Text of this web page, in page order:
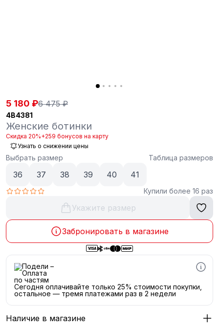
5 180 ₽6 475 ₽
4B4381
Женские ботинки
Скидка 20%+259 бонусов на карту
Узнать о снижении цены
Выбрать размер Таблица размеров
36 37 38 39 40 41
Купили более 16 раз
Укажите размер
Забронировать в магазине
Сегодня оплачивайте только 25% стоимости покупки,
остальное — тремя платежами раз в 2 недели
Наличие в магазине